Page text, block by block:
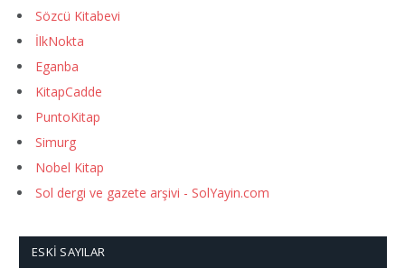
Sözcü Kitabevi
İlkNokta
Eganba
KitapCadde
PuntoKitap
Simurg
Nobel Kitap
Sol dergi ve gazete arşivi - SolYayin.com
ESKI SAYILAR